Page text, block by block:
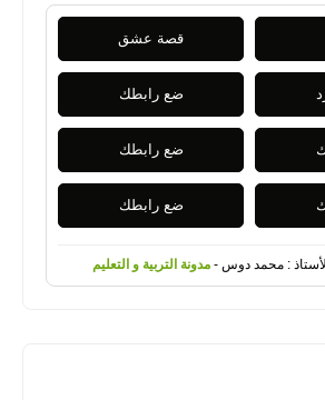
قصة عشق
ضع رابطك
ضع رابطك
ضع رابطك
: محمد دوس - مدونة التربية و التعليم